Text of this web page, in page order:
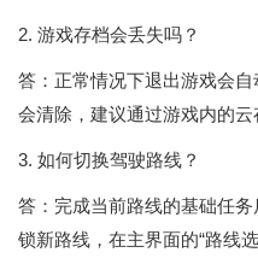
2. 游戏存档会丢失吗？
答：正常情况下退出游戏会
会清除，建议通过游戏内的云
3. 如何切换驾驶路线？
答：完成当前路线的基础任
锁新路线，在主界面的“路线选